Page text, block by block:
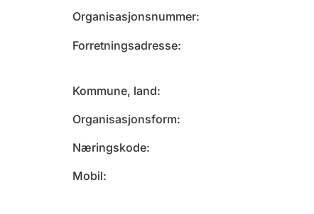
Organisasjonsnummer
Forretningsadresse
Kommune, land
Organisasjonsform
Næringskode
Mobil